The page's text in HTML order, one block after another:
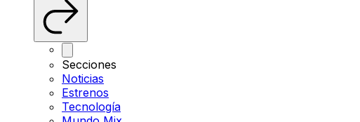
Secciones
Noticias
Estrenos
Tecnología